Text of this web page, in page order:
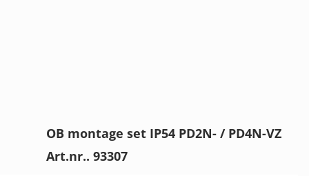
OB montage set IP54 PD2N- / PD4N-VZ
Art.nr.. 93307